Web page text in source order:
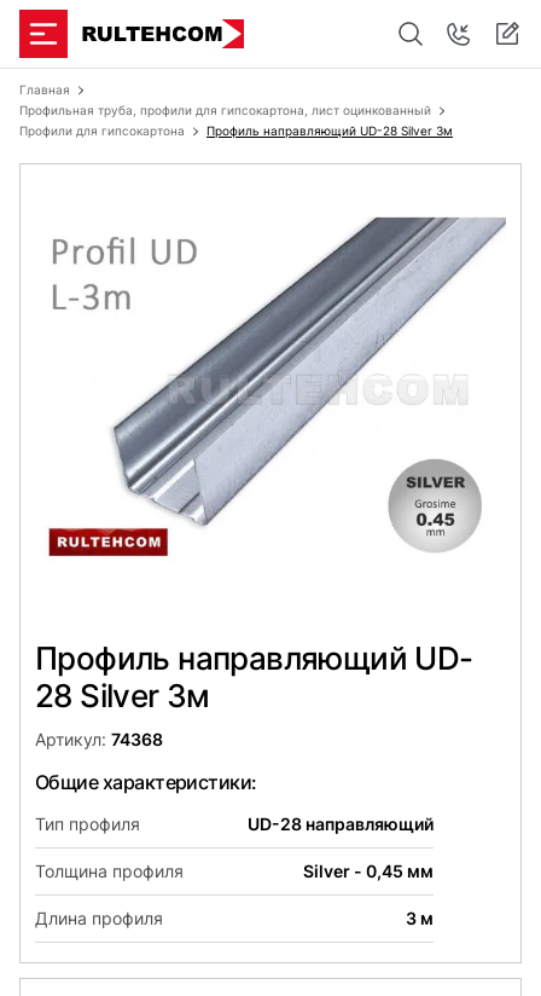
Главная
Профильная труба, профили для гипсокартона, лист оцинкованный
Профили для гипсокартона
Профиль направляющий UD-28 Silver 3м
Профиль направляющий UD-
28 Silver 3м
Артикул: 74368
Общие характеристики:
Тип профиля UD-28 направляющий
Толщина профиля Silver - 0,45 мм
Длина профиля 3 м